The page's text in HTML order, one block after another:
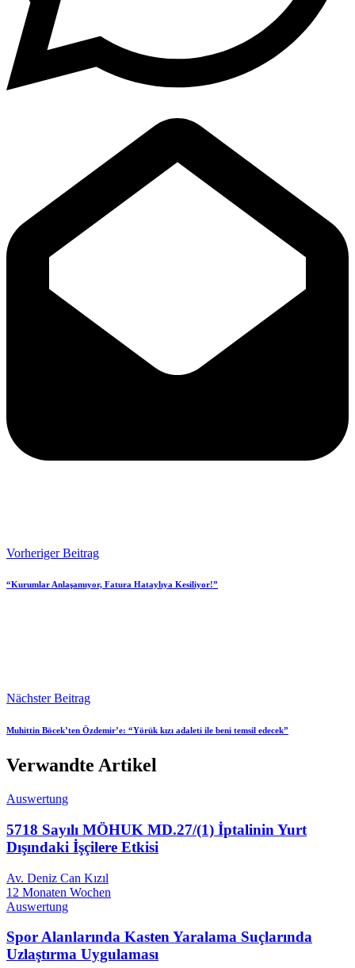
Vorheriger Beitrag
“Kurumlar Anlaşamıyor, Fatura Hataylıya Kesiliyor!”
Nächster Beitrag
Muhittin Böcek’ten Özdemir’e: “Yörük kızı adaleti ile beni temsil edecek”
Verwandte Artikel
Auswertung
5718 Sayılı MÖHUK MD.27/(1) İptalinin Yurt
Dışındaki İşçilere Etkisi
Av. Deniz Can Kızıl
12 Monaten Wochen
Auswertung
Spor Alanlarında Kasten Yaralama Suçlarında
Uzlaştırma Uygulaması